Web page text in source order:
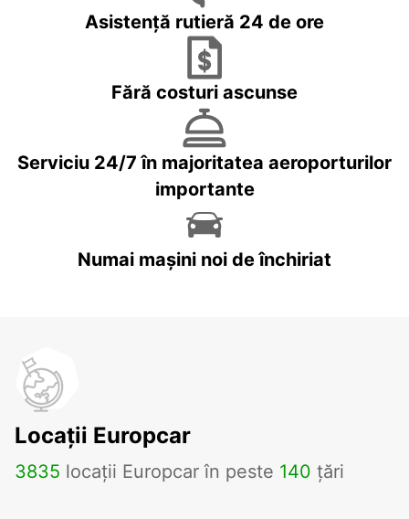
Asistență rutieră 24 de ore
Fără costuri ascunse
Serviciu 24/7 în majoritatea aeroporturilor
importante
Numai mașini noi de închiriat
Locații Europcar
3835 locații Europcar în peste 140 țări